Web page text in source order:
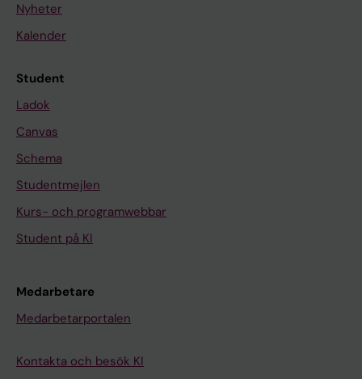
Nyheter
Kalender
Student
Ladok
Canvas
Schema
Studentmejlen
Kurs- och programwebbar
Student på KI
Medarbetare
Medarbetarportalen
Kontakta och besök KI